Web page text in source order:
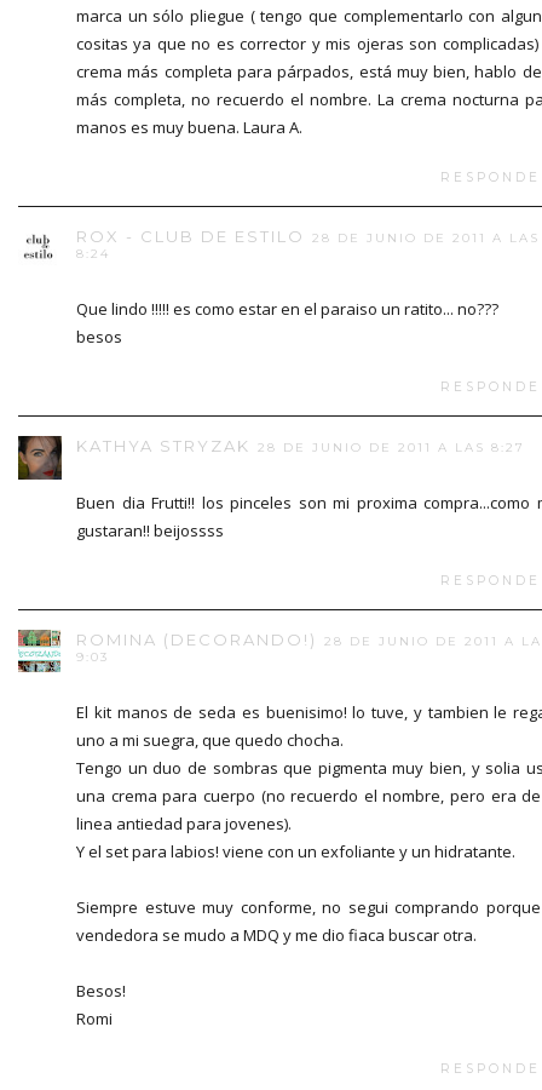
marca un sólo pliegue ( tengo que complementarlo con
cositas ya que no es corrector y mis ojeras son complicadas)
crema más completa para párpados, está muy bien, hablo
más completa, no recuerdo el nombre. La crema nocturna
manos es muy buena. Laura A.
ROX - CLUB DE ESTILO
28 DE JUNIO DE 2011 A LAS
8:24
Que lindo !!!!! es como estar en el paraiso un ratito... no???
besos
KATHYA STRYZAK 28 DE JUNIO DE 2011 A LAS 8:27
Buen dia Frutti!! los pinceles son mi proxima compra...como
gustaran!! beijossss
ROMINA (DECORANDO!)
28 DE JUNIO DE 2011 A
9:03
El kit manos de seda es buenisimo! lo tuve, y tambien le
uno a mi suegra, que quedo chocha.
Tengo un duo de sombras que pigmenta muy bien, y solia
una crema para cuerpo (no recuerdo el nombre, pero era
linea antiedad para jovenes).
Y el set para labios! viene con un exfoliante y un hidratante.
Siempre estuve muy conforme, no segui comprando
vendedora se mudo a MDQ y me dio fiaca buscar otra.
Besos!
Romi